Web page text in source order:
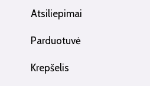
Atsiliepimai
Parduotuvė
Krepšelis